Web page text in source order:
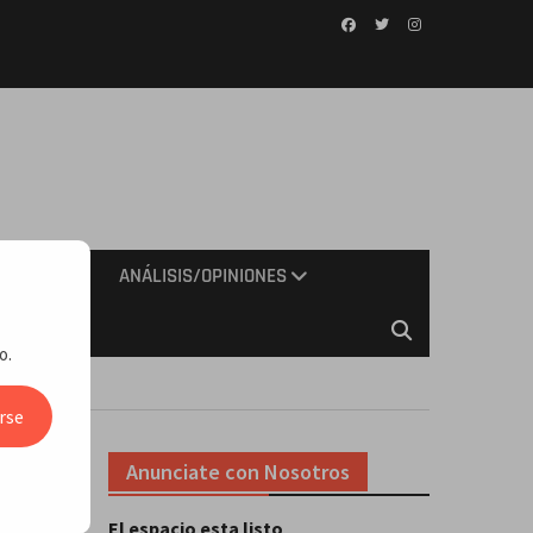
ANÁLISIS/OPINIONES
Anunciate con Nosotros
El espacio esta listo